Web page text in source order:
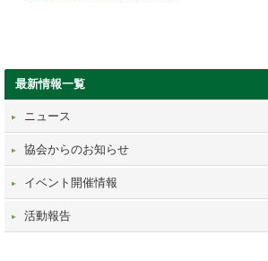
最新情報一覧
ニュース
協会からのお知らせ
イベント開催情報
活動報告